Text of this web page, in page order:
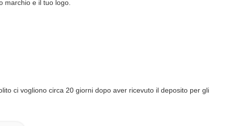
marchio e il tuo logo.
ci vogliono circa 20 giorni dopo aver ricevuto il deposito per gli